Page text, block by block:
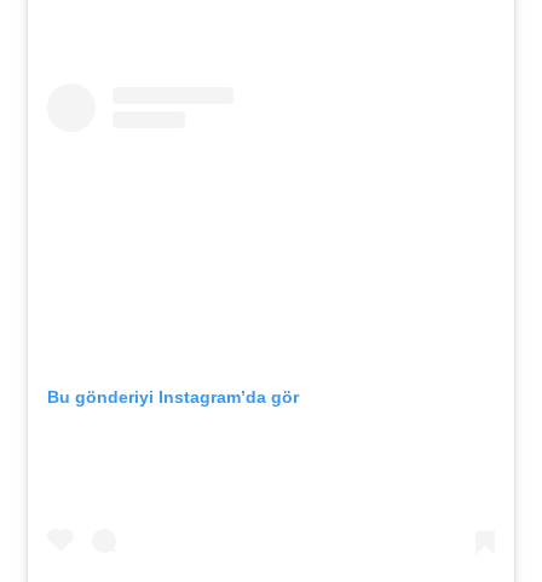
Bu gönderiyi Instagram’da gör